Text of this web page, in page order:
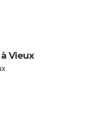
Vieux